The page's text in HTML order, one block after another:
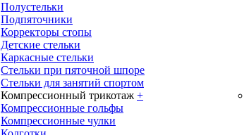
Полустельки
Подпяточники
Корректоры стопы
Детские стельки
Каркасные стельки
Стельки при пяточной шпоре
Стельки для занятий спортом
Компрессионный трикотаж +
Компрессионные гольфы
Компрессионные чулки